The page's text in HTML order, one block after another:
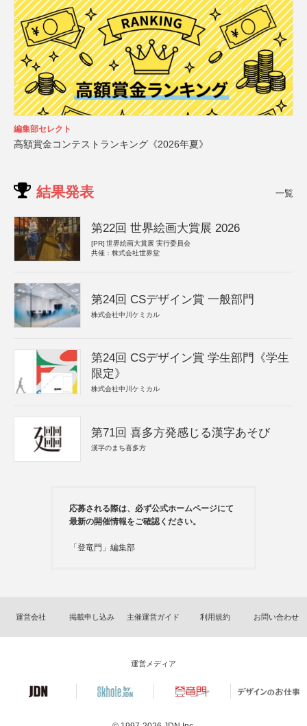
編集部セレクト
高額賞金コンテストランキング《2026年夏》
結果発表 一覧
第22回 世界絵画大賞展 2026
[PR] 世界絵画大賞展 実行委員会
共催：株式会社世界堂
第24回 CSデザイン賞 一般部門
株式会社中川ケミカル
第24回 CSデザイン賞 学生部門《学生
限定》
株式会社中川ケミカル
第71回 喜多方発感じる漢字あそび
漢字のまち喜多方
応募される際は、必ず公式ホームページにて
最新の開催情報をご確認ください。
「登竜門」編集部
運営会社 掲載申し込み 主催運営ガイド 利用規約 お問い合わせ
運営メディア